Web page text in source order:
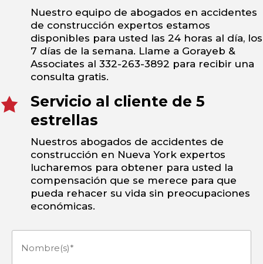
Nuestro equipo de abogados en accidentes
de construcción expertos estamos
disponibles para usted las 24 horas al día, los
7 días de la semana. Llame a Gorayeb &
Associates al 332-263-3892 para recibir una
consulta gratis.
Servicio al cliente de 5
estrellas
Nuestros abogados de accidentes de
construcción en Nueva York expertos
lucharemos para obtener para usted la
compensación que se merece para que
pueda rehacer su vida sin preocupaciones
económicas.
Nombre(s)